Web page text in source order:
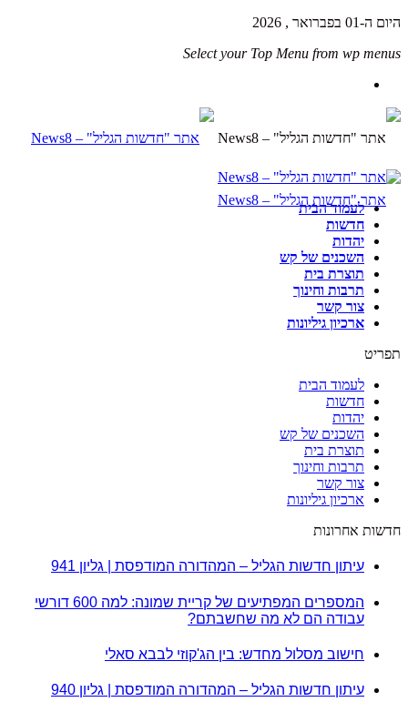
היום ה-01 בפברואר , 2026
Select your Top Menu from wp menus
לעמוד הבית
חדשות
יהדות
השכנים של קש
תוצרת בית
תרבות וחינוך
צור קשר
ארכיון גיליונות
תפריט
לעמוד הבית
חדשות
יהדות
השכנים של קש
תוצרת בית
תרבות וחינוך
צור קשר
ארכיון גיליונות
חדשות אחרונות
עיתון חדשות הגליל – המהדורה המודפסת | גליון 941
המספרים המפתיעים של קריית שמונה: למה 600 דורשי
עבודה הם לא מה שחשבתם?
חישוב מסלול מחדש: בין הג'קוזי לבבא סאלי
עיתון חדשות הגליל – המהדורה המודפסת | גליון 940